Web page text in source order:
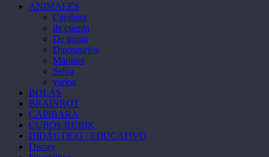
ANIMALES
Capibara
de cuerda
De goma
Dinosaurios
Marinos
Selva
varios
BOLAS
BRAINROT
CAPIBARA
CUBOS RUBIK
DIDÁCTICO / EDUCATIVO
Disney